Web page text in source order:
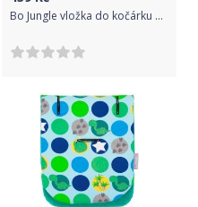
Bo Jungle vložka do kočárku B-Stroller - 4 barvy pink